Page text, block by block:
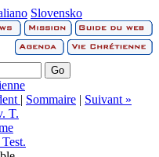
Slovensko
| Sommaire | Suivant »
T.